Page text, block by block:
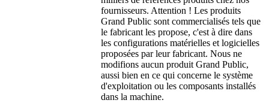
fournisseurs. Attention ! Les produits
Grand Public sont commercialisés tels que
le fabricant les propose, c'est à dire dans
les configurations matérielles et logicielles
proposées par leur fabricant. Nous ne
modifions aucun produit Grand Public,
aussi bien en ce qui concerne le système
d'exploitation ou les composants installés
dans la machine.